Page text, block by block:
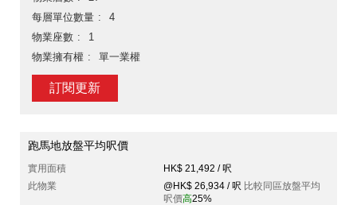
每層單位數量
4
物業座數
1
物業擁有權
單一業權
訂閱更新
跑馬地放盤平均呎價
實用面積
HK$ 21,492 / 呎
此物業
@HK$ 26,934 / 呎 比較同區放盤平均
呎價高25%